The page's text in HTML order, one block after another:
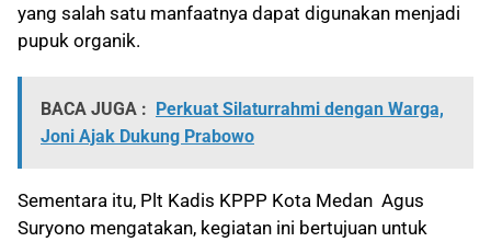
yang salah satu manfaatnya dapat digunakan menjadi
pupuk organik.
BACA JUGA : Perkuat Silaturrahmi dengan Warga,
Joni Ajak Dukung Prabowo
Sementara itu, Plt Kadis KPPP Kota Medan Agus
Suryono mengatakan, kegiatan ini bertujuan untuk